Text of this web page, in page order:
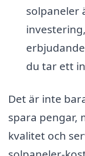
solpaneler
du tar ett
Det är inte
spara pengar,
kvalitet och